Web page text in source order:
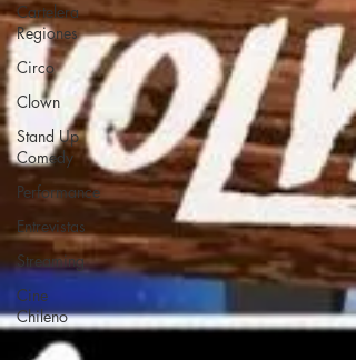
Cartelera
Regiones
Circo
Clown
Stand Up
Comedy
Performance
Entrevistas
Streaming
Cine
Chileno